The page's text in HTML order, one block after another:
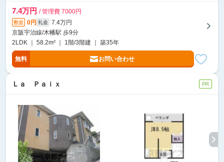
7.4万円 / 管理費 7000円
敷金 0円 礼金
7.4万円
京阪宇治線/木幡駅 歩9分
2LDK ｜ 58.2m² ｜ 1階/3階建 ｜ 築35年
無料 お問い合わせ
Ｌａ Ｐａｉｘ